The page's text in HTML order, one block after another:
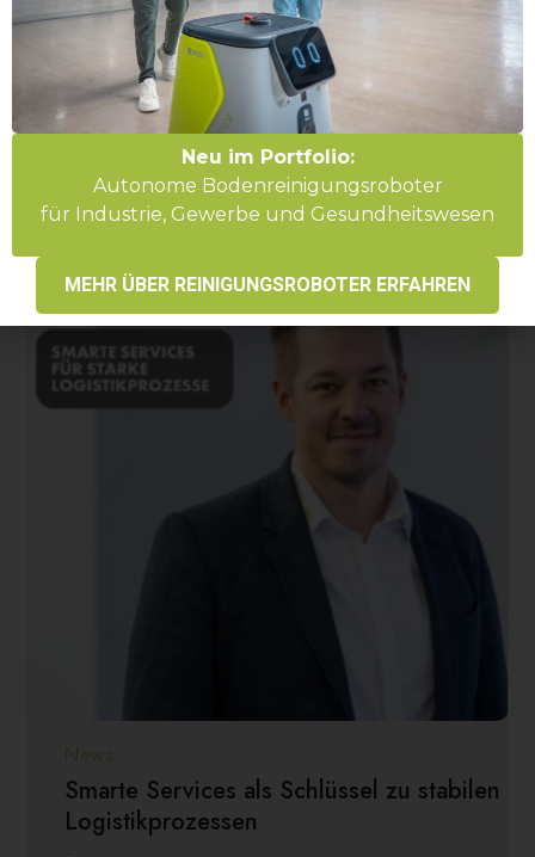
News
LogiMAT 2026 – Unser Rückblick!
27. März 2026
Gemeinsam mit unserem Mitaussteller Continua Systems
GmbH konnten wir zeigen, wie mobile Robotik die
Intralogistik...
News
Smarte Services als Schlüssel zu stabilen
Logistikprozessen
Neu im Portfolio:
Autonome Bodenreinigungsroboter
für Industrie, Gewerbe und Gesundheitswesen
MEHR ÜBER REINIGUNGSROBOTER ERFAHREN